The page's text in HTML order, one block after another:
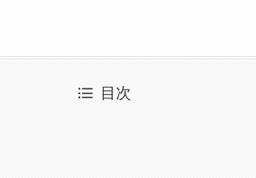
目次